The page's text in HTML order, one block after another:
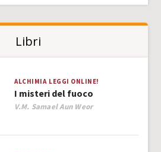
Libri
ALCHIMIA LEGGI ONLINE!
I misteri del fuoco
Author
V.M. Samael Aun Weor